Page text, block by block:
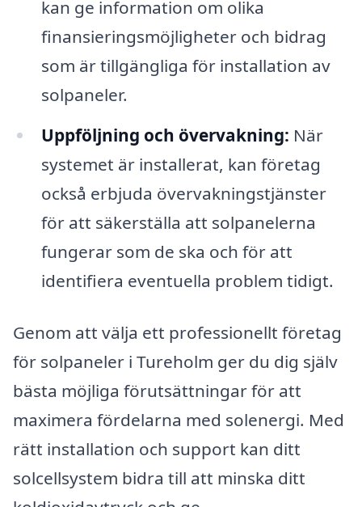
kan ge information om olika
finansieringsmöjligheter och bidrag
som är tillgängliga för installation av
solpaneler.
Uppföljning och övervakning: När
systemet är installerat, kan företag
också erbjuda övervakningstjänster
för att säkerställa att solpanelerna
fungerar som de ska och för att
identifiera eventuella problem tidigt.
Genom att välja ett professionellt företag
för solpaneler i Tureholm ger du dig själv
bästa möjliga förutsättningar för att
maximera fördelarna med solenergi. Med
rätt installation och support kan ditt
solcellsystem bidra till att minska ditt